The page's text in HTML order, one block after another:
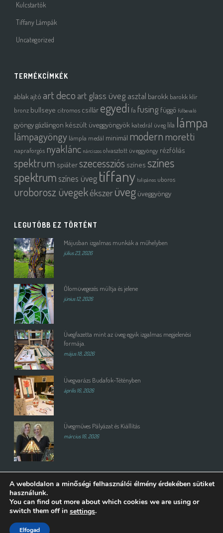
Kulcstartók
Tiffany Lámpák
Uncategorized
TERMÉKCÍMKÉK
ablakajtó art deco art glass üvegasztal barokk barokk klír
bronz bullseye citromos csillár egyedi fa fusing függő fülbevaló
gyöngygázlángon készült üveggyöngyök katedrál üveg lila lámpa
lámpagyöngy lámpla medál minimál modernmoretti
napraforgós nyaklánc nárciszos olvasztott üveggyöngy rézfóliás
spektrum spiáterszecessziós színes színes
spektrumszínes üveg tiffany tulipános uboros
uroborosz üvegekékszerüveg üveggyöngy
LEGUTÓBB EZ TÖRTÉNT
Májusban izgalmas munkák a műhelyben
július 23, 2026
Ólomüvegezés múltja és jelene
június 12, 2026
Üvegfazetta mint az üveg egyik izgalmas megjelenési
formája.
május 18, 2026
Üvegvarázs Budafok-Tétényben
április 16, 2026
Üvegműves Pályázat és Kiállítás
március 16, 2026
Copyright All Rights Reserved © 2015 | Weboldalt készítette és üzemelteti:
A weboldalon a minőségi felhasználói élmény érdekében sütiket
használunk.
You can find out more about which cookies we are using or
switch them off in settings.
Elfogad